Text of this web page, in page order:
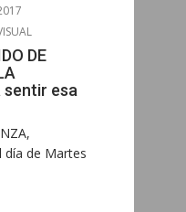
DE
sentir esa
día de Martes